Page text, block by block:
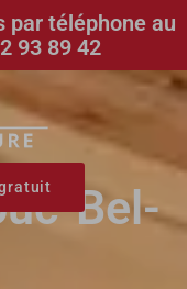
par téléphone au
93 89 42
Bel-